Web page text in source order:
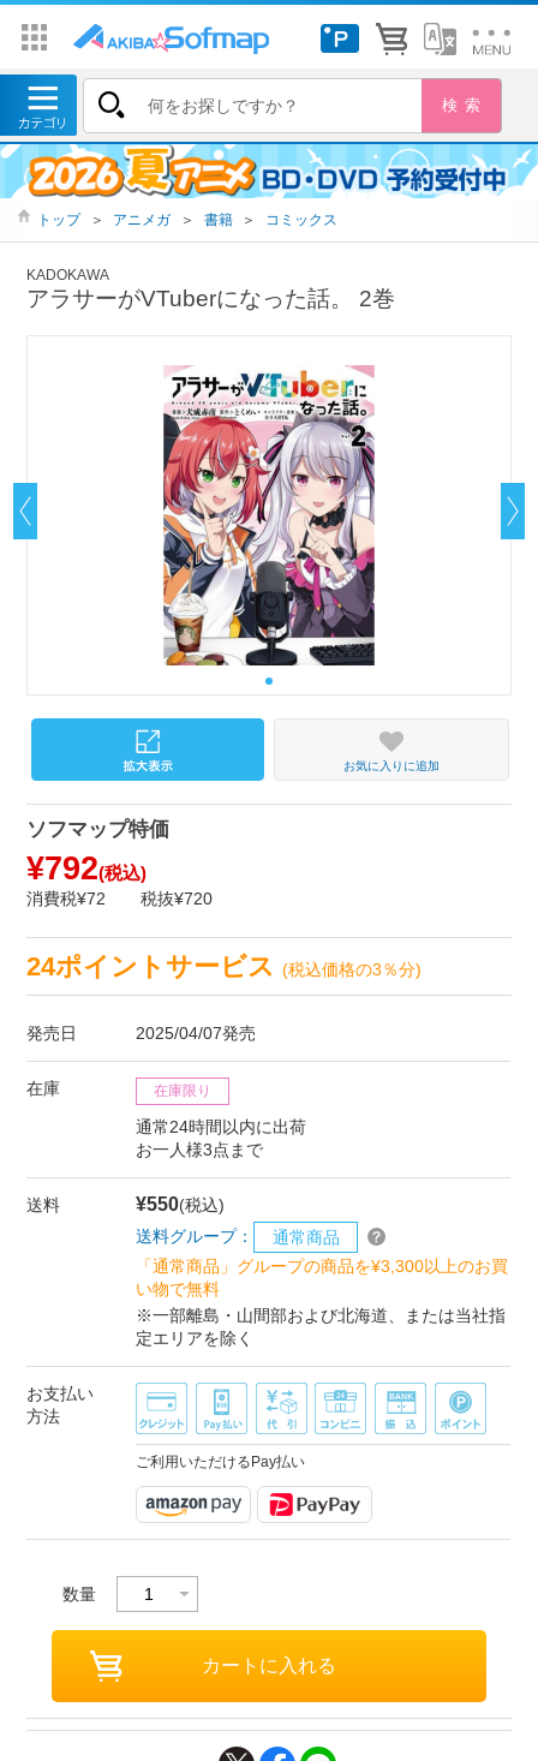
トップ ＞ アニメガ ＞ 書籍 ＞ コミックス
KADOKAWA
アラサーがVTuberになった話。 2巻
お気に入りに追加
ソフマップ特価
¥792(税込)
消費税¥72 税抜¥720
24ポイントサービス(税込価格の3％分)
発売日 2025/04/07発売
在庫 在庫限り
通常24時間以内に出荷
お一人様3点まで
送料 ¥550(税込)
送料グループ：
通常商品
「通常商品」グループの商品を¥3,300以上のお買
い物で無料
※一部離島・山間部および北海道、または当社指
定エリアを除く
お支払い
方法
ご利用いただけるPay払い
数量